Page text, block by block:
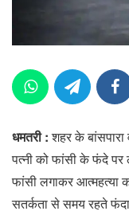
धमतरी :शहर के बांसपारा
पत्नी को फांसी के फंदे
फांसी लगाकर आत्महत्या
सतर्कता से समय रहते